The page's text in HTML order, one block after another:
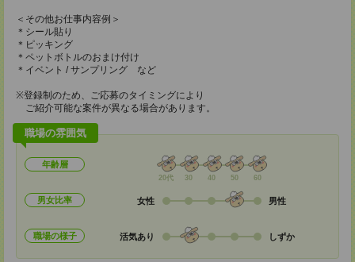
＜その他お仕事内容例＞
＊シール貼り
＊ピッキング
＊ペットボトルのおまけ付け
＊イベント / サンプリング など
※登録制のため、ご応募のタイミングにより
ご紹介可能な案件が異なる場合があります。
職場の雰囲気
年齢層
20代 30 40 50 60
男女比率 女性 男性
職場の様子 活気あり しずか